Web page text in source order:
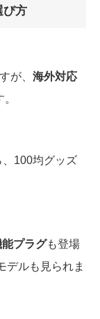
び方
が、 海外対応
100均グッズ
プラグも登場
デルも見られま